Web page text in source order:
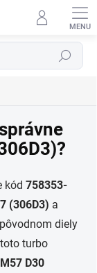
Hľadať
kód 758353-
(306D3) a
diely
turbo
M57 D30